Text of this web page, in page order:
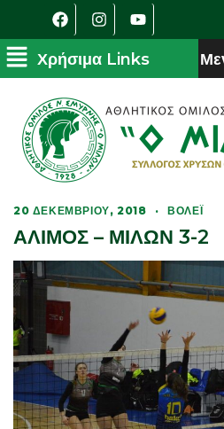
20 ΔΕΚΕΜΒΡΊΟΥ, 2018 · ΒΌΛΕΪ
ΑΛΙΜΟΣ – ΜΙΛΩΝ 3-2